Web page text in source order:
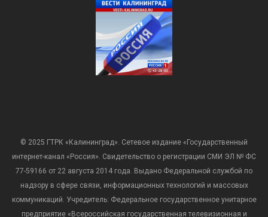
© 2025 ГТРК «Калининград». Сетевое издание «Государственный
интернет-канал «Россия». Свидетельство о регистрации СМИ ЭЛ № ФС
77-59166 от 22 августа 2014 года. Выдано Федеральной службой по
надзору в сфере связи, информационных технологий и массовых
коммуникаций. Учредитель: Федеральное государственное унитарное
предприятие «Всероссийская государственная телевизионная и